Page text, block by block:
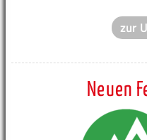
zur
Neuen